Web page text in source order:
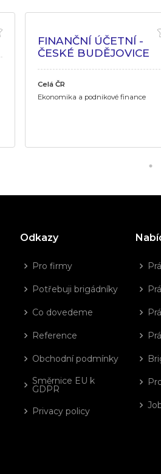
FINANČNÍ ÚČETNÍ -
ČESKÉ BUDĚJOVICE
Celá ČR
Ekonomika a podnikové finance
Odkazy
Pro firmy
Potřebuji brigádníky
Co dovedeme
Reference
Obchodní podmínky
Směrnice EU k
GDPR
Privacy policy